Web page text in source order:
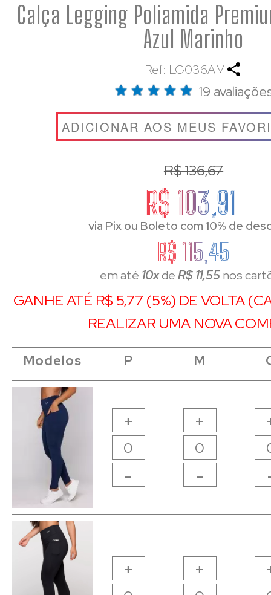
Calça Legging Poliamida
Azul Marinho
Ref: LG036AM
19
ADICIONAR AOS MEUS
R$ 136,67
R$ 103,91
via Pix ou Boleto com 10% de
R$ 115,45
em até 10xdeR$ 11,55nos
GANHE ATÉ R$ 5,77 (5%) DE VOLTA
REALIZAR UMA NOVA
Modelos P M
+
-
+
-
+ +
Modelos
Modelos
Modelos P M